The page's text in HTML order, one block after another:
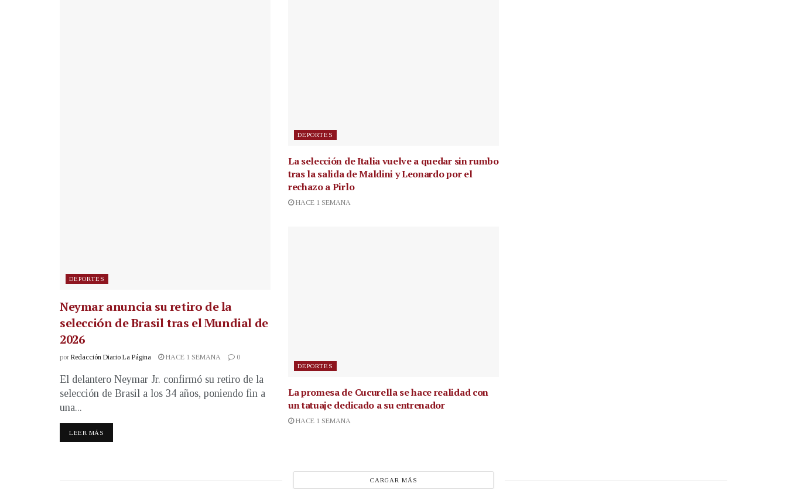
DEPORTES
Neymar anuncia su retiro de la
selección de Brasil tras el Mundial de
2026
por Redacción Diario La Página HACE 1 SEMANA 0
El delantero Neymar Jr. confirmó su retiro de la
selección de Brasil a los 34 años, poniendo fin a
una...
LEER MÁS
DEPORTES
La selección de Italia vuelve a quedar sin rumbo
tras la salida de Maldini y Leonardo por el
rechazo a Pirlo
HACE 1 SEMANA
DEPORTES
La promesa de Cucurella se hace realidad con
un tatuaje dedicado a su entrenador
HACE 1 SEMANA
CARGAR MÁS